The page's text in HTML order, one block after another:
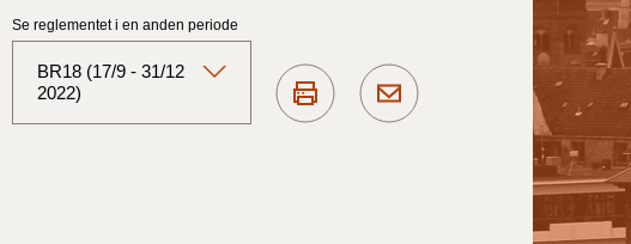
Se reglementet i en anden periode
BR18 (17/9 - 31/12
2022)